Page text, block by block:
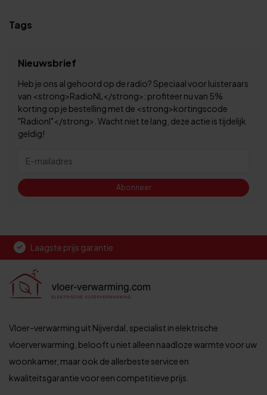
Tags
Nieuwsbrief
Heb je ons al gehoord op de radio? Speciaal voor luisteraars
van <strong>RadioNL</strong>: profiteer nu van 5%
korting op je bestelling met de <strong>kortingscode
"Radionl"</strong>. Wacht niet te lang, deze actie is tijdelijk
geldig!
Abonneer
Laagste prijs garantie
Vloer-verwarming uit Nijverdal, specialist in elektrische
vloerverwarming, belooft u niet alleen naadloze warmte voor uw
woonkamer, maar ook de allerbeste service en
kwaliteitsgarantie voor een competitieve prijs.